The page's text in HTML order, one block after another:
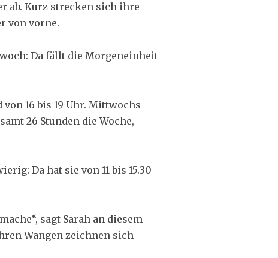
ab. Kurz strecken sich ihre
von vorne.
Da fällt die Morgeneinheit
16 bis 19 Uhr. Mittwochs
26 Stunden die Woche,
Da hat sie von 11 bis 15.30
sagt Sarah an diesem
Wangen zeichnen sich